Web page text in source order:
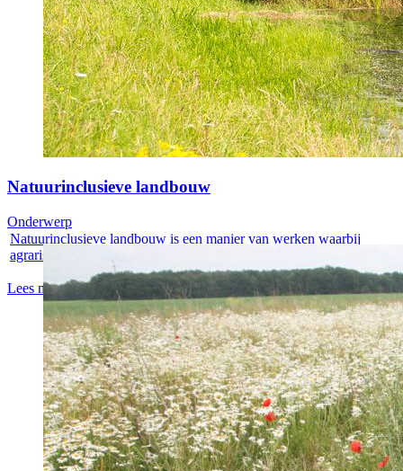
Natuurinclusieve landbouw
Natuurinclusieve landbouw is een manier van werken waarbij
agrarische...
Lees meer
Onderwerp